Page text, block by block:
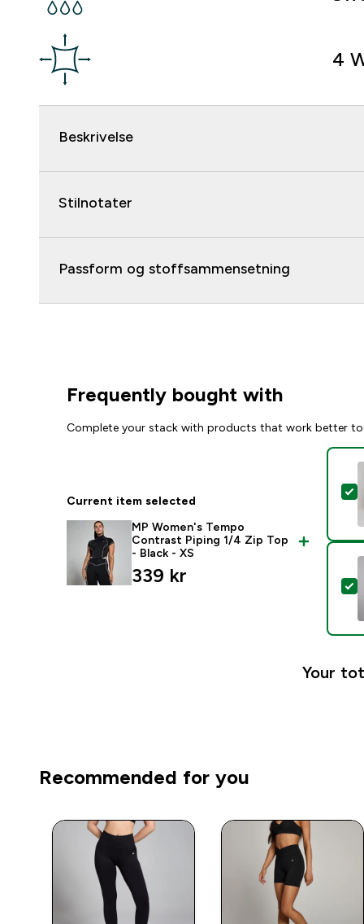
4
Beskrivelse
Stilnotater
Passform og stoffsammensetning
Frequently bought with
Complete your stack with products that work better
Current item selected
MP Women's Tempo
Contrast Piping 1/4 Zip Top
- Black - XS
339 kr‎
Your
Recommended for you